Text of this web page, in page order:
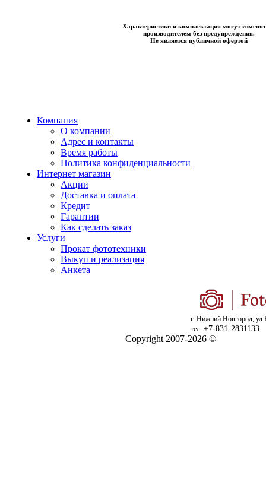
Характеристики и комплектация могут
производителем без предупреждения.
Не является публичной офертой
Компания
О компании
Адрес и контакты
Время работы
Политика конфиденциальности
Интернет магазин
Акции
Доставка и оплата
Кредит
Гарантии
Как сделать заказ
Услуги
Прокат фототехники
Выкуп и реализация
Анкета
г. Нижний Новгород,
тел: +7-831-2831133
Copyright 2007-2026 ©